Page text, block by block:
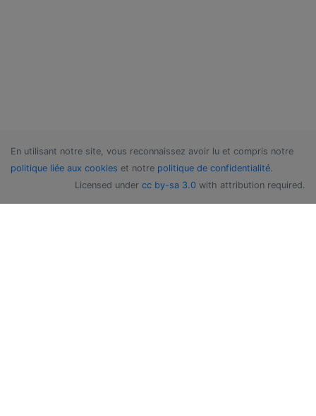
En utilisant notre site, vous reconnaissez avoir lu et compris notre
politique liée aux cookies et notre politique de confidentialité.
Licensed under cc by-sa 3.0 with attribution required.